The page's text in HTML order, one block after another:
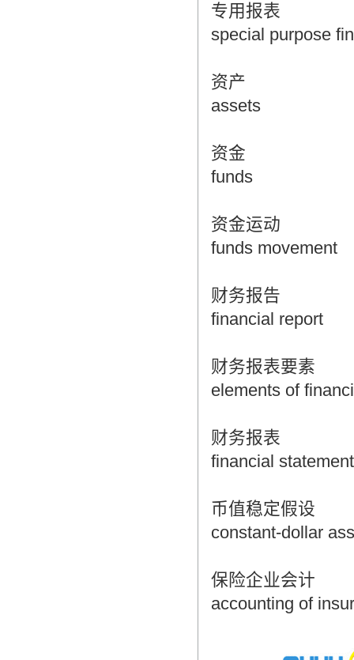
专用报表
special purpose
资产
assets
资金
funds
资金运动
funds movement
财务报告
financial report
财务报表要素
elements of
财务报表
financial
币值稳定假设
constant-dollar
保险企业会计
accounting of